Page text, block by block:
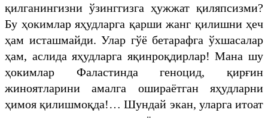
қилганингизни ўзинггизга ҳужжат қиляпсизми?
Бу ҳокимлар яҳудларга қарши жанг қилишни ҳеч
ҳам исташмайди. Улар гўё бетарафга ўхшасалар
ҳам, аслида яҳудларга яқинроқдирлар! Мана шу
ҳокимлар Фаластинда геноцид, қирғин
жиноятларини амалга ошираётган яҳудларни
ҳимоя қилишмоқда!… Шундай экан, уларга итоат